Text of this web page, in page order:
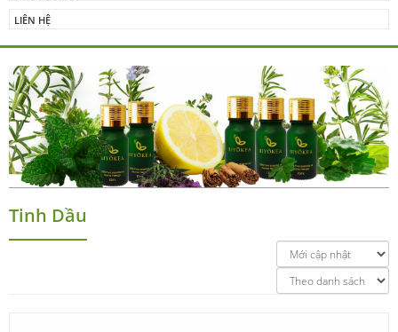
LIÊN HỆ
Tinh Dầu